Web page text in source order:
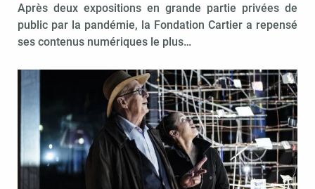
Après deux expositions en grande partie privées de
public par la pandémie, la Fondation Cartier a repensé
ses contenus numériques le plus…